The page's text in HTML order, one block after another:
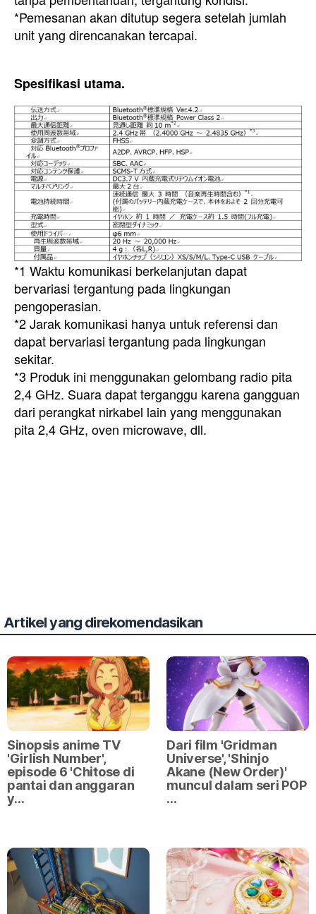
*Pemesanan akan ditutup segera setelah jumlah
unit yang direncanakan tercapai.
Spesifikasi utama.
*1 Waktu komunikasi berkelanjutan dapat
bervariasi tergantung pada lingkungan
pengoperasian.
*2 Jarak komunikasi hanya untuk referensi dan
dapat bervariasi tergantung pada lingkungan
sekitar.
*3 Produk ini menggunakan gelombang radio pita
2,4 GHz. Suara dapat terganggu karena gangguan
dari perangkat nirkabel lain yang menggunakan
pita 2,4 GHz, oven microwave, dll.
Artikel yang direkomendasikan
Sinopsis anime TV
'Girlish Number',
episode 6 'Chitose di
pantai dan anggaran
y…
Dari film 'Gridman
Universe', 'Shinjo
Akane (New Order)'
muncul dalam seri POP
…